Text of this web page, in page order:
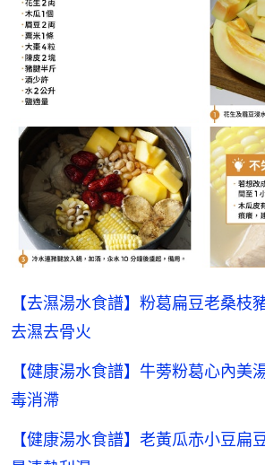
【去濕湯水食譜】粉葛扁豆老桑
去濕去骨火
【健康湯水食譜】牛蒡粉葛心內
毒消滯
【健康湯水食譜】老黃瓜赤小豆